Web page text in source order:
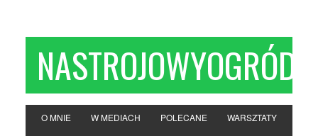
NASTROJOWYOGRÓD
O MNIE W MEDIACH POLECANE WARSZTATY